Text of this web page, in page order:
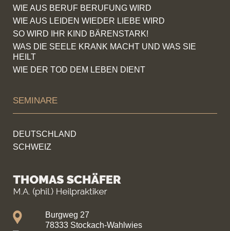
WIE AUS BERUF BERUFUNG WIRD
WIE AUS LEIDEN WIEDER LIEBE WIRD
SO WIRD IHR KIND BÄRENSTARK!
WAS DIE SEELE KRANK MACHT UND WAS SIE
HEILT
WIE DER TOD DEM LEBEN DIENT
SEMINARE
DEUTSCHLAND
SCHWEIZ
Burgweg 27
78333 Stockach-Wahlwies